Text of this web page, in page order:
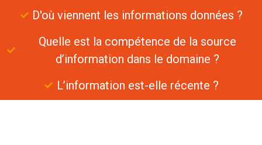
D'où viennent les informations données ?
Quelle est la compétence de la source
d’information dans le domaine ?
L’information est-elle récente ?